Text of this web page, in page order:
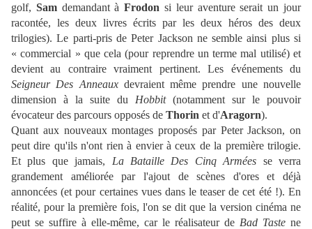
golf, Samdemandant àFrodon si leur aventure serait un jour
racontée, les deux livres écrits par les deux héros des deux
trilogies). Le parti-pris de Peter Jackson ne semble ainsi plus si
« commercial » que cela (pour reprendre un terme mal utilisé) et
devient au contraire vraiment pertinent. Les événements du
Seigneur Des Anneauxdevraient même prendre une nouvelle
dimension à la suite du Hobbit(notamment sur le pouvoir
évocateur des parcours opposés de Thorin et d'Aragorn).
Quant aux nouveaux montages proposés par Peter Jackson, on
peut dire qu'ils n'ont rien à envier à ceux de la première trilogie.
Et plus que jamais, La Bataille Des Cinq Armées se verra
grandement améliorée par l'ajout de scènes d'ores et déjà
annoncées (et pour certaines vues dans le teaser de cet été !). En
réalité, pour la première fois, l'on se dit que la version cinéma ne
peut se suffire à elle-même, car le réalisateur de Bad Taste ne